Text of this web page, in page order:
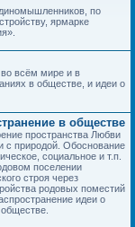
по
ярмарке
всём мире и в
в обществе, и идеи о
в обществе
пространства Любви
с природой. Обоснование
социальное и т.п.
поселении
строя через
родовых поместий
идеи о